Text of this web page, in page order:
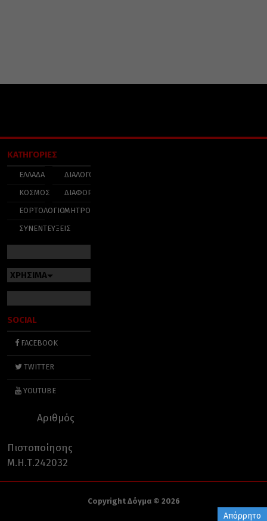
ΚΑΤΗΓΟΡΙΕΣ
ΕΛΛΑΔΑ
ΚΟΣΜΟΣ
ΕΟΡΤΟΛΟΓΙΟ
ΣΥΝΕΝΤΕΥΞΕΙΣ
ΔΙΑΛΟΓΟΣ
ΔΙΑΦΟΡΑ
ΜΗΤΡΟΠΟΛΕΙΣ
ΧΡΗΣΙΜΑ
SOCIAL
FACEBOOK
TWITTER
YOUTUBE
Αριθμός
Πιστοποίησης
Μ.Η.Τ.242032
Copyright Δόγμα © 2026
Απόρρητο